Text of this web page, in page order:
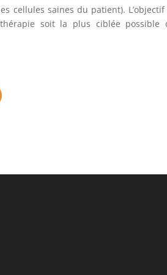
cellules saines du patient).
soit la plus ciblée possible